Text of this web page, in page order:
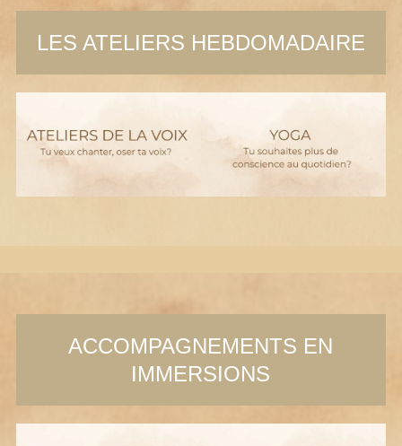
LES ATELIERS HEBDOMADAIRE
ACCOMPAGNEMENTS EN
IMMERSIONS